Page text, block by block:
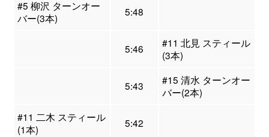
#5 柳沢 ターンオー
バー(3本)
5:48
5:46
#11 北見 スティール
(3本)
5:43
#15 清水 ターンオー
バー(2本)
#11 二木 スティール
(1本)
5:42